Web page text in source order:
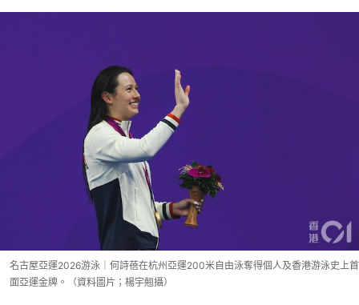
名古屋亞運2026游泳｜何詩蓓在杭州亞運200米自由泳奪得個人及香港游泳史上首
面亞運金牌。（資料圖片；楊宇翹攝）